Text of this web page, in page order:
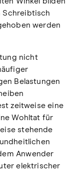
Schreibtisch
werden
nicht
Belastungen
zeitweise eine
Wohltat für
stehende
Anwender
elektrischer